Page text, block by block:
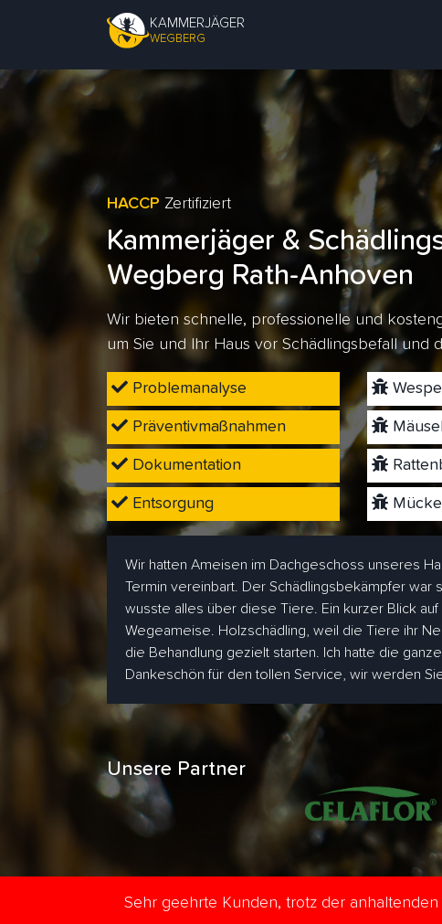
KAMMERJÄGER
WEGBERG
HACCP Zertifiziert
Kammerjäger &
Wegberg Rath-Anhoven
Wir bieten schnelle, professionelle und
um Sie und Ihr Haus vor Schädlingsbefall und
Problemanalyse
Präventivmaßnahmen
Dokumentation
Entsorgung
Wir hatten Ameisen im Dachgeschoss unseres
Termin vereinbart. Der Schädlingsbekämpfer
wusste alles über diese Tiere. Ein kurzer Blick
Wegeameise. Holzschädling, weil die Tiere ihr
die Behandlung gezielt starten. Ich hatte die
Dankeschön für den tollen Service, wir werden
Unsere Partner
Sehr geehrte Kunden, trotz der